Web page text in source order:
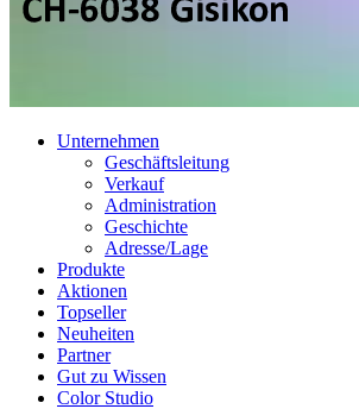
Unternehmen
Geschäftsleitung
Verkauf
Administration
Geschichte
Adresse/Lage
Produkte
Aktionen
Topseller
Neuheiten
Partner
Gut zu Wissen
Color Studio